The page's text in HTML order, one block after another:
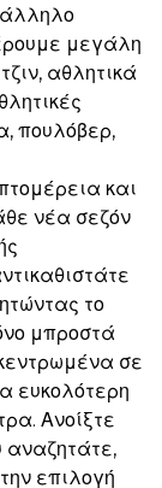
μεγάλη
αθλητικά
πουλόβερ,
και
νέα σεζόν
το
μπροστά
σε
ευκολότερη
Ανοίξτε
αναζητάτε,
επιλογή